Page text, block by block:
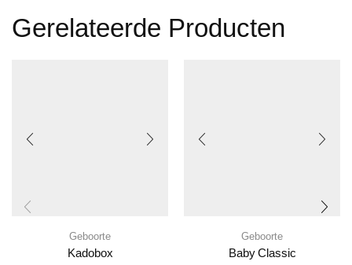
Gerelateerde Producten
Geboorte
Kadobox
Geboorte
Baby Classic